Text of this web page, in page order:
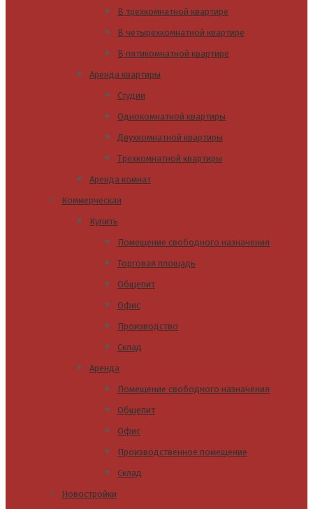
В трехкомнатной квартире
В четырехкомнатной квартире
В пятикомнатной квартире
Аренда квартиры
Студии
Однокомнатной квартиры
Двухкомнатной квартиры
Трехкомнатной квартиры
Аренда комнат
Коммерческая
Купить
Помещение свободного назначения
Торговая площадь
Общепит
Офис
Производство
Склад
Аренда
Помещение свободного назначения
Общепит
Офис
Производственное помещение
Склад
Новостройки